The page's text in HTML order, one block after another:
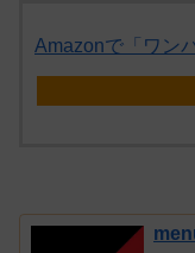
Amazonで「ワン